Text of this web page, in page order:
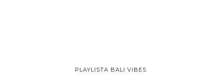
PLAYLISTA BALI VIBES